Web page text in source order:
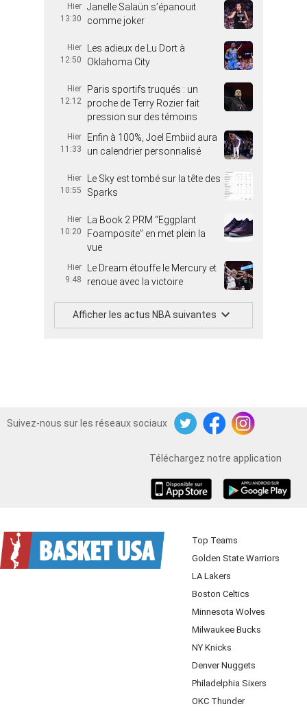
Hier
13:30
Janelle Salaün s’épanouit
comme joker
Hier
12:50
Les adieux de Lu Dort à
Oklahoma City
Hier
12:12
Paris sportifs truqués : un
proche de Terry Rozier fait
pression sur des témoins
Hier
11:33
Enfin à 100%, Joel Embiid aura
un calendrier personnalisé
Hier
10:55
Le Sky est tombé sur la tête des
Sparks
Hier
10:20
La Book 2 PRM “Eggplant
Foamposite” en met plein la
vue
Hier
9:48
Le Dream étouffe le Mercury et
renoue avec la victoire
Afficher les actus NBA suivantes
Suivez-nous sur les réseaux sociaux
TwitterFacebookInstagram
Téléchargez notre application
Top Teams
Golden State Warriors
LA Lakers
Boston Celtics
Minnesota Wolves
Milwaukee Bucks
NY Knicks
Denver Nuggets
Philadelphia Sixers
OKC Thunder